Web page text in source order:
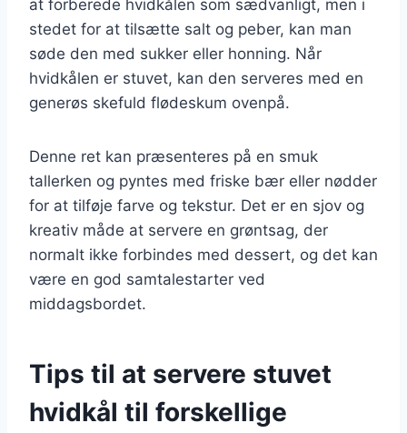
at forberede hvidkålen som sædvanligt, men i
stedet for at tilsætte salt og peber, kan man
søde den med sukker eller honning. Når
hvidkålen er stuvet, kan den serveres med en
generøs skefuld flødeskum ovenpå.
Denne ret kan præsenteres på en smuk
tallerken og pyntes med friske bær eller nødder
for at tilføje farve og tekstur. Det er en sjov og
kreativ måde at servere en grøntsag, der
normalt ikke forbindes med dessert, og det kan
være en god samtalestarter ved
middagsbordet.
Tips til at servere stuvet
hvidkål til forskellige